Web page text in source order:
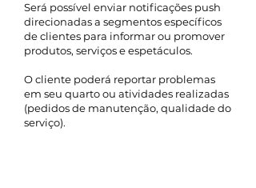
Será possível enviar notificações push
direcionadas a segmentos específicos
de clientes para informar ou promover
produtos, serviços e espetáculos.
O cliente poderá reportar problemas
em seu quarto ou atividades realizadas
(pedidos de manutenção, qualidade do
serviço).